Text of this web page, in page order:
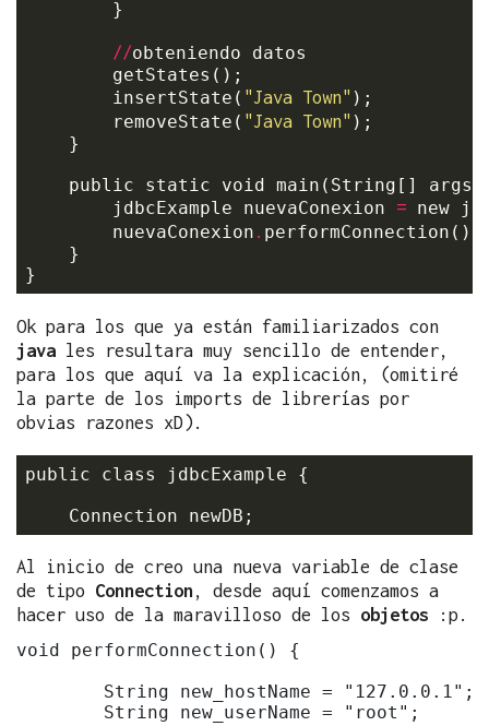
//obteniendo datos
    	insertState(
"Java Town" );
    	removeState(
"Java Town" );
public static void main(String[] args)
    	jdbcExample nuevaConexion
= new
        nuevaConexion
. performConnection();
    }
Ok para los que ya están familiarizados con
java les resultara muy sencillo de entender,
para los que aquí va la explicación, (omitiré
la parte de los imports de librerías por
obvias razones xD).
public class jdbcExample {
Al inicio de creo una nueva variable de clase
de tipo Connection, desde aquí comenzamos a
hacer uso de la maravilloso de los objetos :p.
void performConnection() {
        String new_hostName = "127.0.0.1";
        String new_userName = "root";